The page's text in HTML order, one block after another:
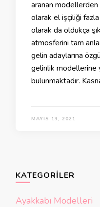
aranan modellerden
olarak el işçiliği
olarak da oldukça
atmosferini tam
gelin adaylarına
gelinlik modellerine
bulunmaktadır.
MAYIS 13, 2021
KATEGORILER
Ayakkabı Modelleri